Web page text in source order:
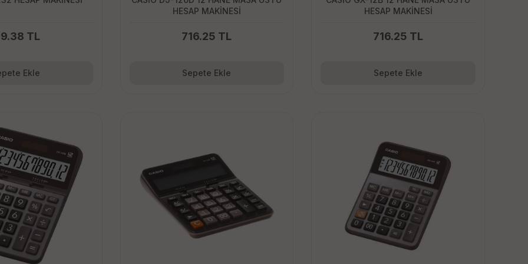
TL
Ekle
HESAP MAKİNESİ
716.25 TL
Sepete Ekle
HESAP MAKİNESİ
716.25 TL
Sepete Ekle